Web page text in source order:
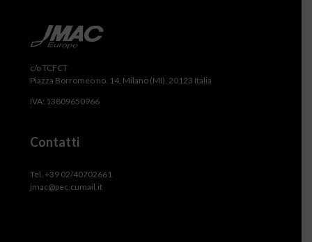
c/o TCFCT
Piazza Borromeo no. 14, Milano (MI), 20123 Italia
IVA: 13809650966
Contatti
Tel. +39 02/40702661
jmac@pec.cumail.it